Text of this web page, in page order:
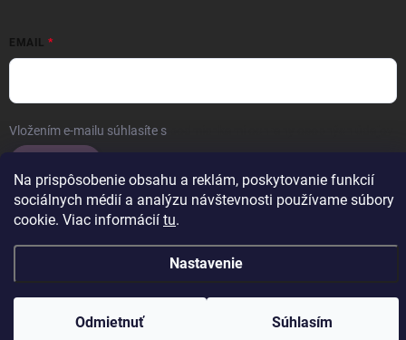
Na prispôsobenie obsahu a reklám, poskytovanie funkcií
sociálnych médií a analýzu návštevnosti používame súbory
cookie. Viac informácií tu.
Nastavenie
Odmietnuť Súhlasím
EMAIL
Vložením e-mailu súhlasíte s
Copyright 2026ERROW. Všetky práva vyhradené.Upraviť nastavenie
cookies